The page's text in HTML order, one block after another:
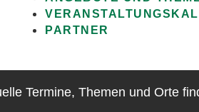
PARTNER
Termine, Themen und Orte